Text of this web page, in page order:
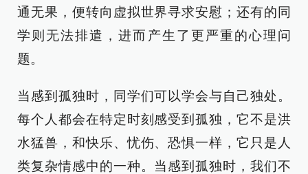
通无果，便转向虚拟世界寻求安慰；还有的同
学则无法排遣，进而产生了更严重的心理问
题。
当感到孤独时，同学们可以学会与自己独处。
每个人都会在特定时刻感受到孤独，它不是洪
水猛兽，和快乐、忧伤、恐惧一样，它只是人
类复杂情感中的一种。当感到孤独时，我们不